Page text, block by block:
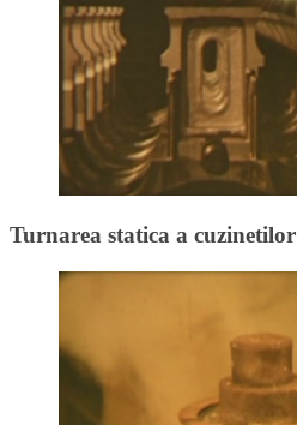
Turnarea statica a cuzinetilor